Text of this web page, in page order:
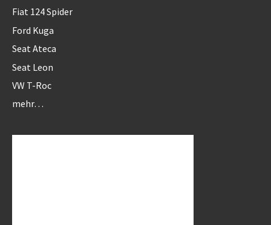
Fiat 124 Spider
Ford Kuga
Seat Ateca
Seat Leon
VW T-Roc
mehr…